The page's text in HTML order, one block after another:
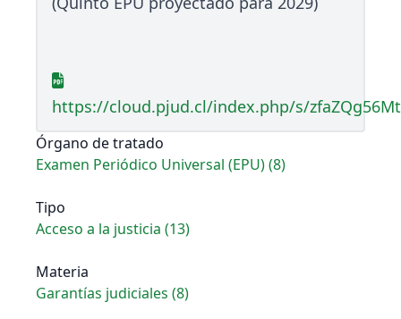
https://cloud.pjud.cl/index.php/s/
Órgano de tratado
Examen Periódico Universal (EPU) (8)
Tipo
Acceso a la justicia (13)
Materia
Garantías judiciales (8)